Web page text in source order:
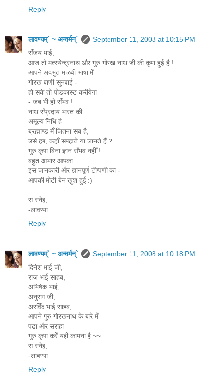
Reply
लावण्यम्` ~ अन्तर्मन्`
September 11, 2008 at 10:15 PM
सँजय भाई,
आज तो मत्स्येन्द्रनाथ और गुरु गोरख नाथ जी की कृपा हुई है !
आपने अदभुत माळवी भाषा मेँ
गोरख बाणी सुनवाई -
हो सके तो पोडकास्ट करीयेगा
- जब भी हो सँभव !
नाथ सँप्रदाय भारत की
अमूल्य निधि है
ब्रह्माण्ड मेँ जितना सब है,
उसे हम, कहाँ समझते या जानते हैँ ?
गुरु कृपा बिना ज्ञान सँभव नहीँ !
बहुत आभार आपका
इस जानकारी और ज्ञानपूर्ण टीप्पणी का -
आपकी मोटी बेन खुश हुई :)
......................
स स्नेह,
-लावण्या
Reply
लावण्यम्` ~ अन्तर्मन्`
September 11, 2008 at 10:18 PM
दिनेश भाई जी,
राज भाई साहब,
अभिषेक भाई,
अनुराग जी,
अरविँद भाई साहब,
आपने गुरु गोरखनाथ के बारे मेँ
पढा और सराहा
गुरु कृपा करेँ यही कामना है ~~
स स्नेह,
-लावण्या
Reply